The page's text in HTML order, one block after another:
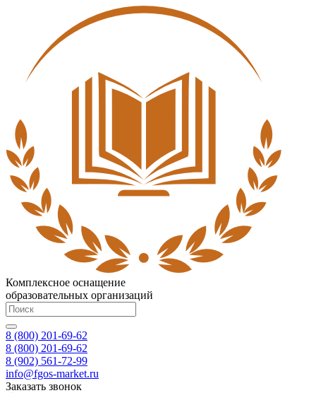
Комплексное оснащение
образовательных организаций
8 (800) 201-69-62
8 (800) 201-69-62
8 (902) 561-72-99
info@fgos-market.ru
Заказать звонок